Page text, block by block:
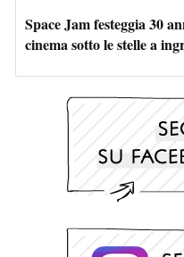
Space Jam festeggia 30
cinema sotto le stelle a